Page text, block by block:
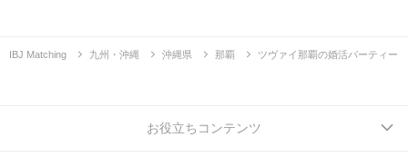
IBJ Matching 九州・沖縄 沖縄県 那覇 ツヴァイ那覇の婚活パーティー
お役立ちコンテンツ